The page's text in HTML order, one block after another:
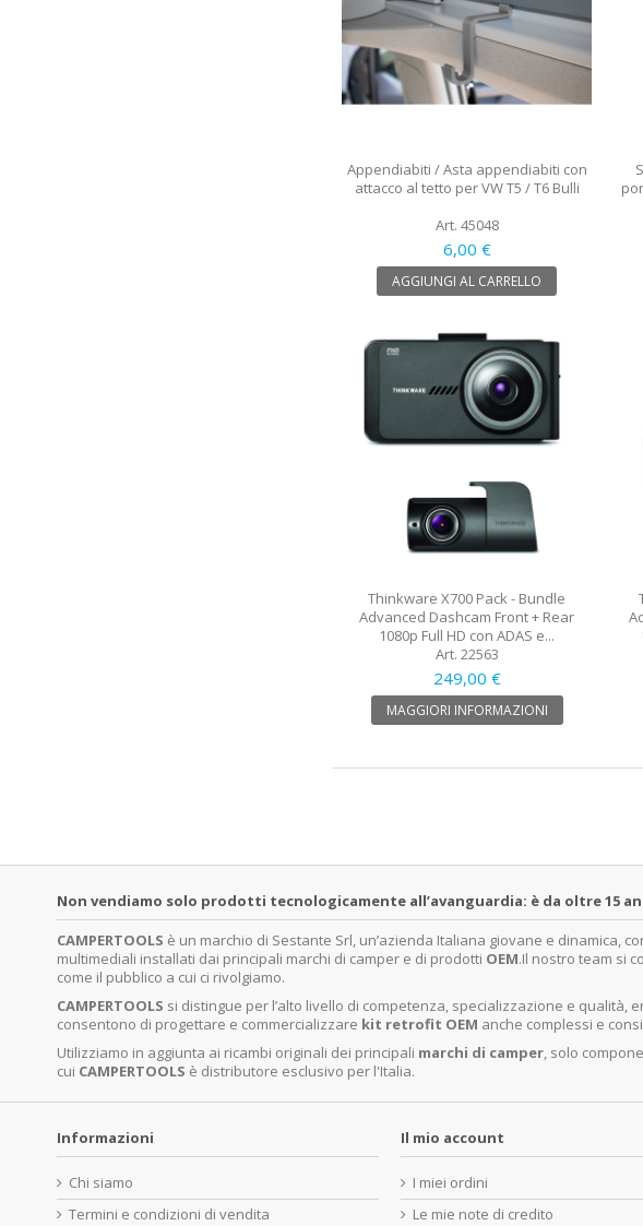
Appendiabiti / Asta appendiabiti con
attacco al tetto per VW T5 / T6 Bulli
Art. 45048
6,00 €
AGGIUNGI AL CARRELLO
Thinkware X700 Pack - Bundle
Advanced Dashcam Front + Rear
1080p Full HD con ADAS e...
Art. 22563
249,00 €
MAGGIORI INFORMAZIONI
Non vendiamo solo prodotti tecnologicamente all’avanguardia: è da oltre 15
CAMPERTOOLS è un marchio di Sestante Srl, un’azienda Italiana giovane e dinamica,
multimediali installati dai principali marchi di camper e di prodotti OEM.Il nostro team si
come il pubblico a cui ci rivolgiamo.
CAMPERTOOLS si distingue per l’alto livello di competenza, specializzazione e
consentono di progettare e commercializzare kit retrofit OEM anche complessi e
Utilizziamo in aggiunta ai ricambi originali dei principali marchi di camper, solo
cui CAMPERTOOLS è distributore esclusivo per l'Italia.
Informazioni
Chi siamo
Termini e condizioni di vendita
Il mio account
I miei ordini
Le mie note di credito